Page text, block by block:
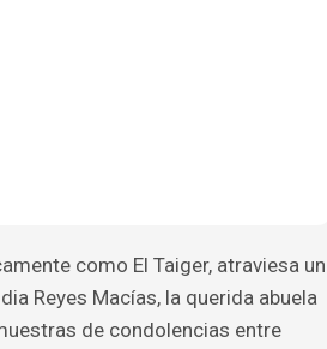
como El Taiger, atraviesa un
Reyes Macías, la querida abuela
de condolencias entre